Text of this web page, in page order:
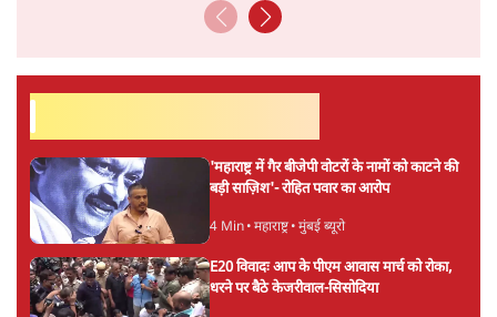
'महाराष्ट्र में गैर बीजेपी वोटरों के नामों को काटने की
बड़ी साज़िश'- रोहित पवार का आरोप
4 Min• महाराष्ट्र• मुंबई ब्यूरो
E20 विवादः आप के पीएम आवास मार्च को रोका,
धरने पर बैठे केजरीवाल-सिसोदिया